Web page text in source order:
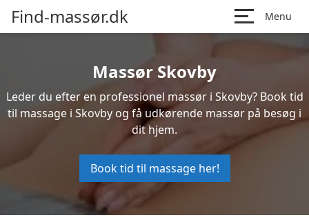
Find-massør.dk Menu
Massør Skovby
Leder du efter en professionel massør i Skovby? Book tid
til massage i Skovby og få udkørende massør på besøg i
dit hjem.
Book tid til massage her!